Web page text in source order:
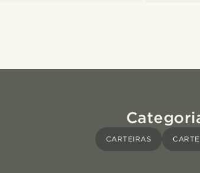
CARTEIRAS